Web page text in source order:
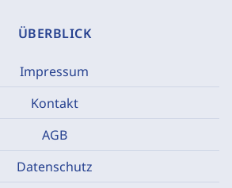
ÜBERBLICK
Impressum
Kontakt
AGB
Datenschutz